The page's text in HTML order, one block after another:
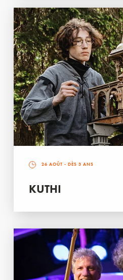
26 AOÛT - DÈS 3 ANS
KUTHI